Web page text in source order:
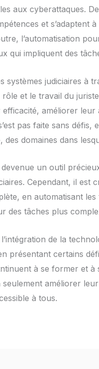
aux cyberattaques.
et s’adaptent
l’automatisation
qui impliquent des
systèmes judiciaires à
et le travail du
améliorer leur
pas faite sans
des domaines dans
devenue un outil
Cependant, il est
en automatisant
des tâches plus
de la
présentant certains
à se former et à
améliorer
à tous.